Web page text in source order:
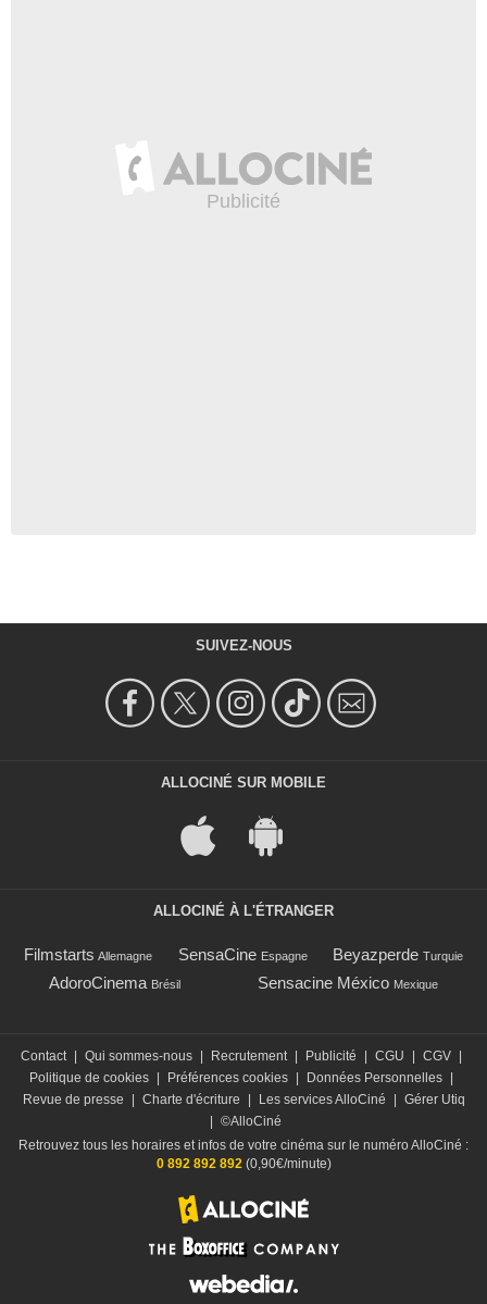
SUIVEZ-NOUS
ALLOCINÉ SUR MOBILE
ALLOCINÉ À L'ÉTRANGER
Filmstarts Allemagne SensaCine Espagne Beyazperde Turquie
AdoroCinema Brésil Sensacine México Mexique
Contact Qui sommes-nous Recrutement Publicité CGU CGV
Politique de cookies
Préférences cookies Données Personnelles
Revue de presse
Charte d'écriture Les services AlloCiné
Gérer Utiq
©AlloCiné
Retrouvez tous les horaires et infos de votre cinéma sur le numéro AlloCiné :
0 892 892 892(0,90€/minute)